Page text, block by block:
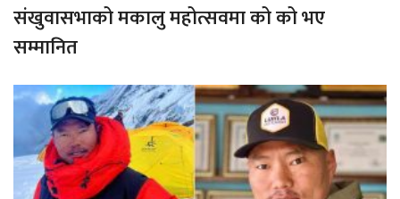
संखुवासभाको मकालु महोत्सवमा को को भए
सम्मानित